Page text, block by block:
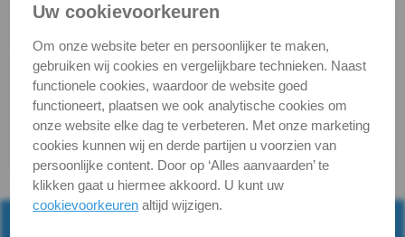
7991
-
A4
DIN
7991
-
Terug naar RVS Binnenzeskant Schroeven
Uw cookievoorkeuren
Om onze website beter en persoonlijker te maken,
gebruiken wij cookies en vergelijkbare technieken. Naast
functionele cookies, waardoor de website goed
functioneert, plaatsen we ook analytische cookies om
onze website elke dag te verbeteren. Met onze marketing
cookies kunnen wij en derde partijen u voorzien van
persoonlijke content. Door op ‘Alles aanvaarden’ te
klikken gaat u hiermee akkoord. U kunt uw
cookievoorkeuren altijd wijzigen.